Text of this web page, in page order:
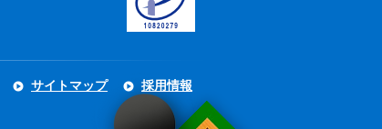
サイトマップ 採用情報